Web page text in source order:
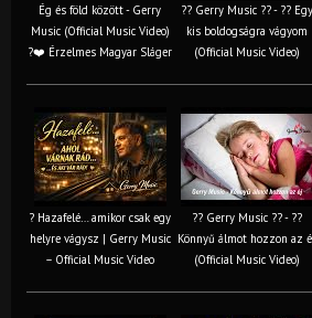
Ég és föld között - Gerry
Music (Official Music Video)
?❤️ Érzelmes Magyar Sláger
?? Gerry Music ?? - ?? Egy
kis boldogságra vágyom
(Official Music Video)
? Hazafelé… amikor csak egy
helyre vágysz | Gerry Music
– Official Music Video
?? Gerry Music ?? - ??
Könnyű álmot hozzon az
(Official Music Video)